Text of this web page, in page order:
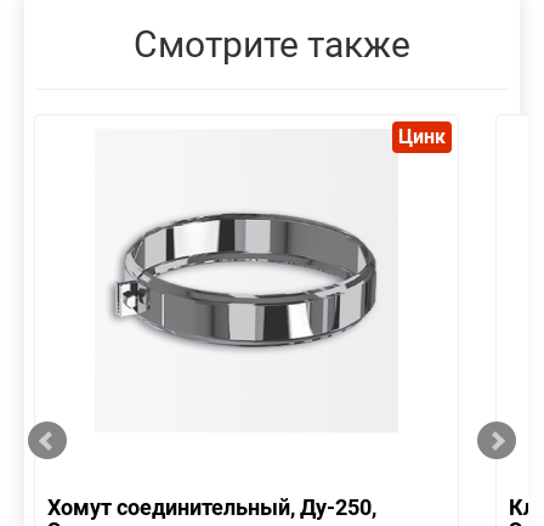
Смотрите также
Цинк
Хомут соединительный, Ду-250,